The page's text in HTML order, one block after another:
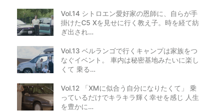
Vol.14 シトロエン愛好家の恩師に、自らが手
掛けたC5 Xを見せに行く教え子。時を経て紡
ぎ出され…
Vol.13 ベルランゴで行くキャンプは家族をつ
なぐイベント。 車内は秘密基地みたいに楽し
くて 乗る…
Vol.12 「XMに似合う自分になりたくて」 乗
っているだけでキラキラ輝く幸せを感じ 人生
を豊かに…